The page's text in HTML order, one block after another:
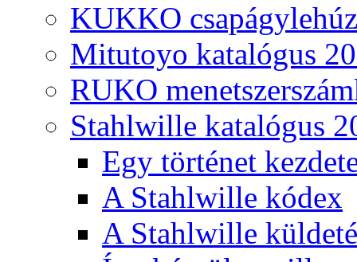
KUKKO
Mitutoyo katalógus
RUKO
Stahlwille katalógus
Egy történet
A Stahlwille kódex
A Stahlwille